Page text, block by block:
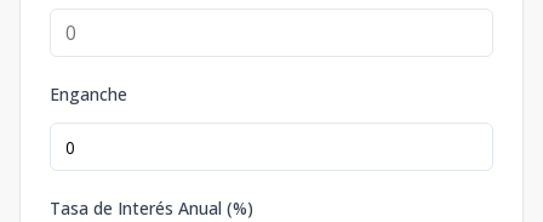
Enganche
Tasa de Interés Anual (%)